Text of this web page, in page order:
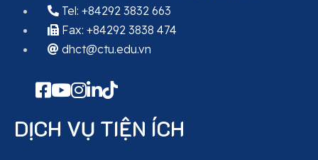
Tel: +84292 3832 663
Fax: +84292 3838 474
dhct@ctu.edu.vn
DỊCH VỤ TIỆN ÍCH